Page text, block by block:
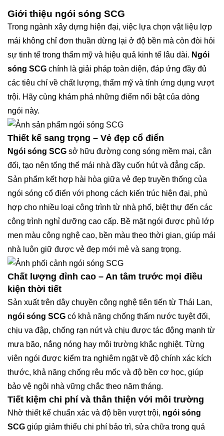
Giới thiệu ngói sóng SCG
Trong ngành xây dựng hiện đại, việc lựa chọn vật liệu lợp
mái không chỉ đơn thuần dừng lại ở độ bền mà còn đòi hỏi
sự tinh tế trong thẩm mỹ và hiệu quả kinh tế lâu dài. Ngói
sóng SCG chính là giải pháp toàn diện, đáp ứng đầy đủ
các tiêu chí về chất lượng, thẩm mỹ và tính ứng dụng vượt
trội. Hãy cùng khám phá những điểm nổi bật của dòng
ngói này.
Thiết kế sang trọng – Vẻ đẹp cổ điển
Ngói sóng SCG sở hữu đường cong sóng mềm mại, cân
đối, tạo nên tổng thể mái nhà đầy cuốn hút và đẳng cấp.
Sản phẩm kết hợp hài hòa giữa vẻ đẹp truyền thống của
ngói sóng cổ điển với phong cách kiến trúc hiện đại, phù
hợp cho nhiều loại công trình từ nhà phố, biệt thự đến các
công trình nghỉ dưỡng cao cấp. Bề mặt ngói được phủ lớp
men màu công nghệ cao, bền màu theo thời gian, giúp mái
nhà luôn giữ được vẻ đẹp mới mẻ và sang trọng.
Chất lượng đỉnh cao – An tâm trước mọi điều
kiện thời tiết
Sản xuất trên dây chuyền công nghệ tiên tiến từ Thái Lan,
ngói sóng SCG có khả năng chống thấm nước tuyệt đối,
chịu va đập, chống rạn nứt và chịu được tác động mạnh từ
mưa bão, nắng nóng hay môi trường khắc nghiệt. Từng
viên ngói được kiểm tra nghiêm ngặt về độ chính xác kích
thước, khả năng chống rêu mốc và độ bền cơ học, giúp
bảo vệ ngôi nhà vững chắc theo năm tháng.
Tiết kiệm chi phí và thân thiện với môi trường
Nhờ thiết kế chuẩn xác và độ bền vượt trội, ngói sóng
SCG giúp giảm thiểu chi phí bảo trì, sửa chữa trong quá